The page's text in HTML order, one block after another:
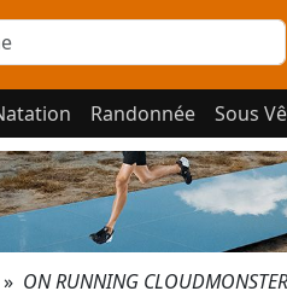
Randonnée Sous
» ON RUNNING